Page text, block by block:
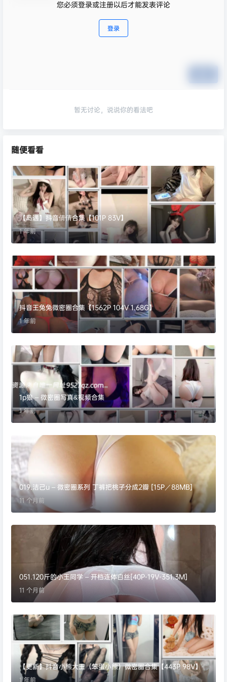
您必须登录或注册以后才能发表评论
登录
暂无讨论，说说你的看法吧
随便看看
【岛遇】抖音倩倩合集【101P 83V】
1 年前
抖音王兔兔微密圈合集【1562P 104V 1.68G】
1 年前
1p狼 – 微密圈写真&视频合集
1 年前
019.洁己u – 微密圈系列 丁裤把桃子分成2瓣 [15P／88MB]
11 个月前
051.120斤的小王同学 – 开档连体白丝[40P-19V-351.3M]
11 个月前
【更新】抖音小熊大王（笨蛋小熊）微密圈合集【443P 98V】
1 年前